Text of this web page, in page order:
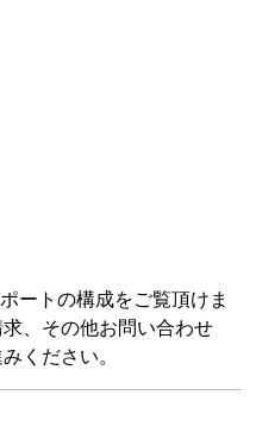
ートの構成をご覧頂けま
、その他お問い合わせ
ください。